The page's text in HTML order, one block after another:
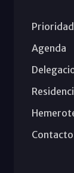
Agenda
Contacto